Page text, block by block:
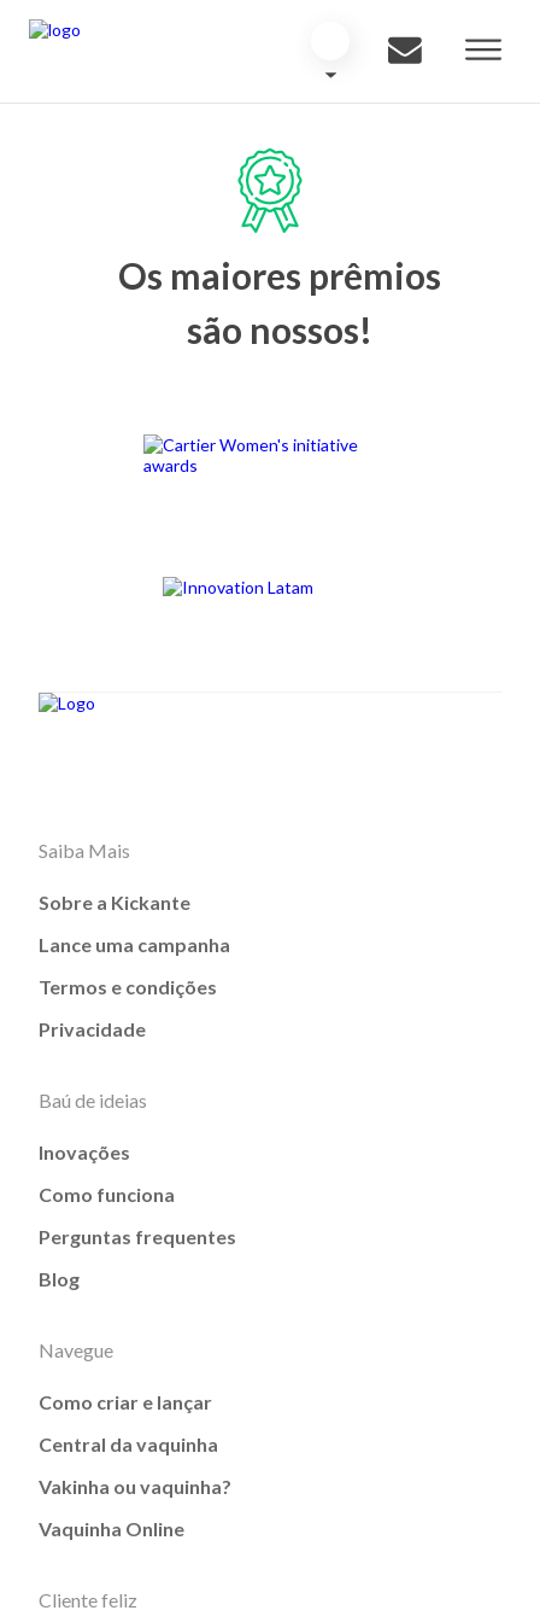
Os maiores prêmios
são nossos!
Saiba Mais
Sobre a Kickante
Lance uma campanha
Termos e condições
Privacidade
Baú de ideias
Inovações
Como funciona
Perguntas frequentes
Blog
Navegue
Como criar e lançar
Central da vaquinha
Vakinha ou vaquinha?
Vaquinha Online
Cliente feliz